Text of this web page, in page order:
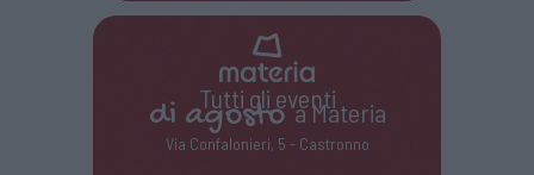
Tutti gli eventi
di agostoa Materia
Via Confalonieri, 5 - Castronno